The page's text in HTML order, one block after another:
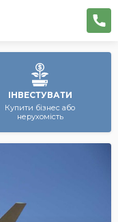
ІНВЕСТУВАТИ
Купити бізнес або
нерухомість